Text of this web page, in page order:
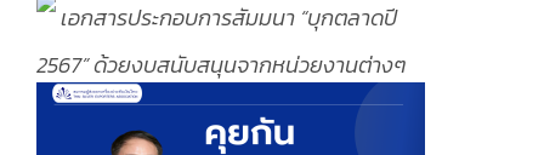
เอกสารประกอบการสัมมนา “บุกตลาดปี
2567” ด้วยงบสนับสนุนจากหน่วยงานต่างๆ